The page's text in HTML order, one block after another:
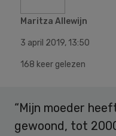
Maritza Allewijn
3 april 2019, 13:50
168 keer gelezen
“Mijn moeder
gewoond, tot